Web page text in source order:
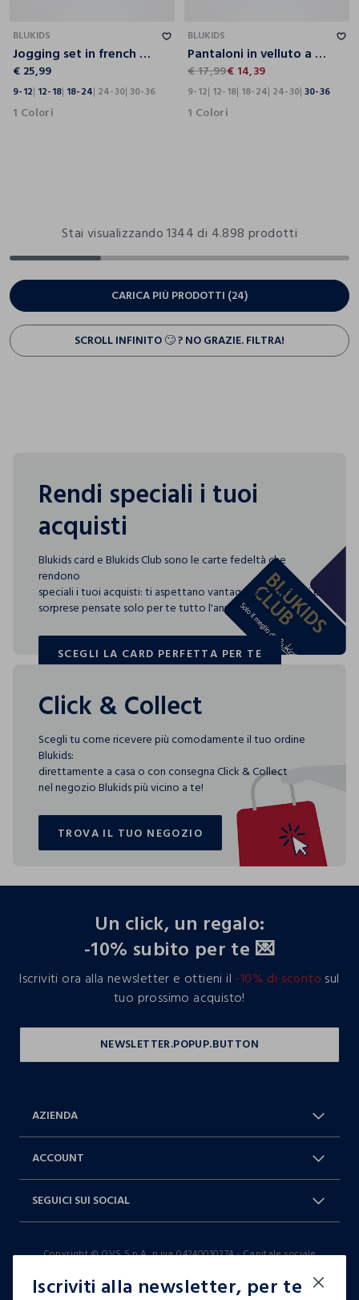
BLUKIDS
Jogging set in french terry di puro cotone neonato
€ 25,99
9-12 12-18 18-24 24-30 30-36
1 Colori
BLUKIDS
Pantaloni in velluto a coste neonato
€ 17,99€ 14,39
9-12 12-18 18-24 24-30 30-36
1 Colori
Stai visualizzando 1344 di 4.898 prodotti
CARICA PIÙ PRODOTTI (24)
SCROLL INFINITO 🙄 ? NO GRAZIE. FILTRA!
Rendi speciali i tuoi
acquisti
Blukids card e Blukids Club sono le carte fedeltà che
rendono
speciali i tuoi acquisti: ti aspettano vantaggi, promozioni e
sorprese pensate solo per te tutto l'anno!
SCEGLI LA CARD PERFETTA PER TE
SCEGLI LA CARD PERFETTA PER TE
Click & Collect
Scegli tu come ricevere più comodamente il tuo ordine
Blukids:
direttamente a casa o con consegna Click & Collect
nel negozio Blukids più vicino a te!
TROVA IL TUO NEGOZIO
TROVA IL TUO NEGOZIO
Iscriviti alla newsletter, per te
Un click, un regalo:
-10% subito per te 💌
Iscriviti ora alla newsletter e ottieni il -10% di sconto sul
tuo prossimo acquisto!
AZIENDA
Dichiarazione accessibilità
ACCOUNT
9-17)
SEGUICI SUI SOCIAL
TikTok
Copyright © OVS S.p.A, p.iva 04240010274 - Capitale sociale
it |italiano